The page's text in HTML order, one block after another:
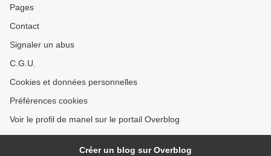
Pages
Contact
Signaler un abus
C.G.U.
Cookies et données personnelles
Préférences cookies
Voir le profil de manel sur le portail Overblog
Créer un blog sur Overblog